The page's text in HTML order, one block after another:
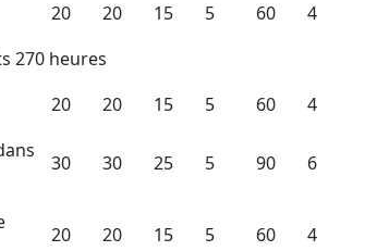
20 20 15 5 60
4
270 heures
20 20 15 5 60 4
30 30 25 5 90 6
20 20 15 5 60 4